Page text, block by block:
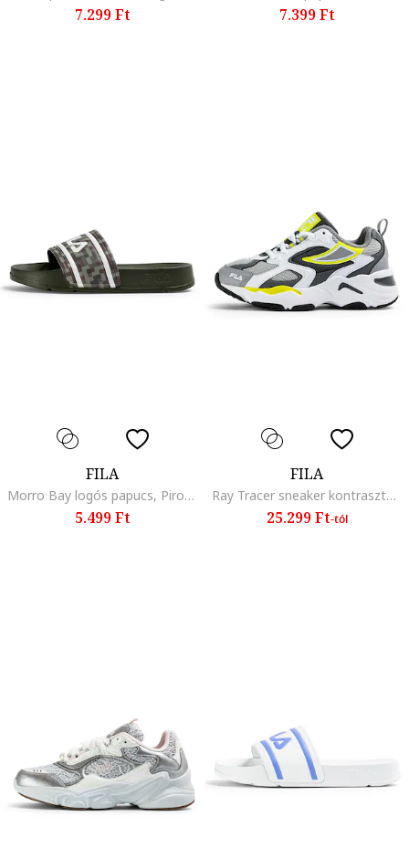
7.299 Ft 7.399 Ft
FILA
Morro Bay logós papucs, Piros/Fehér/Barna/Khaki
5.499 Ft
FILA
Ray Tracer sneaker kontrasztos részletekkel, Fehér/Szürke/Sárga
25.299 Ft-tól